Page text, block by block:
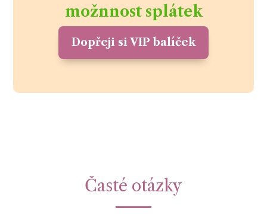
možnnost splátek
Dopřeji si VIP balíček
Časté otázky